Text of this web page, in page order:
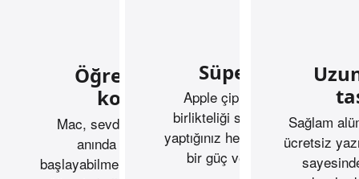
Öğrenmek
kolay.
Mac, sevdiğiniz şeyleri
anında yapmaya
başlayabilmeniz için kolayca
Süper hızlı.
Apple çip ile macOS’in
birlikteliği sayesinde Mac,
yaptığınız her şeye inanılmaz
bir güç ve hız katıyor.
Sağlam
ücretsiz